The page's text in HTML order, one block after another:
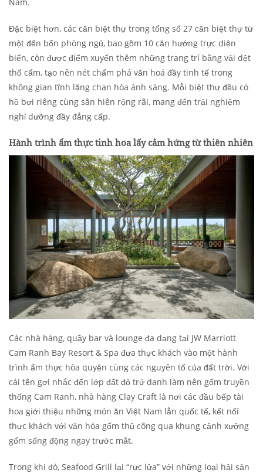
Đặc biệt hơn, các căn biệt thự trong tổng số 27 căn biệt thự từ
một đến bốn phòng ngủ, bao gồm 10 căn hướng trực diện
biển, còn được điểm xuyến thêm những trang trí bằng vải dệt
thổ cẩm, tạo nên nét chấm phá văn hoá đầy tinh tế trong
không gian tĩnh lặng chan hòa ánh sáng. Mỗi biệt thự đều có
hồ bơi riêng cùng sân hiên rộng rãi, mang đến trải nghiệm
nghỉ dưỡng đầy đẳng cấp.
Hành trình ẩm thực tinh hoa lấy cảm hứng từ thiên nhiên
Các nhà hàng, quầy bar và lounge đa dạng tại JW Marriott
Cam Ranh Bay Resort & Spa đưa thực khách vào một hành
trình ẩm thực hòa quyện cùng các nguyên tố của đất trời. Với
cái tên gợi nhắc đến lớp đất đỏ trứ danh làm nên gốm truyền
thống Cam Ranh, nhà hàng Clay Craft là nơi các đầu bếp tài
hoa giới thiệu những món ăn Việt Nam lẫn quốc tế, kết nối
thực khách với văn hóa gốm thủ công qua khung cảnh xưởng
gốm sống động ngay trước mắt.
Trong khi đó, Seafood Grill lại “rực lửa” với những loại hải sản